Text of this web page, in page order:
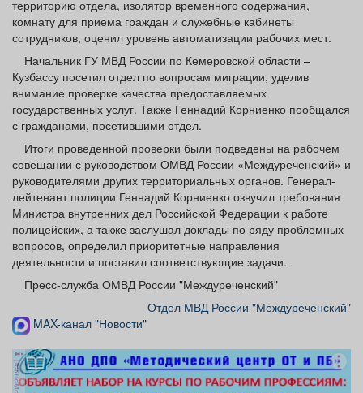
территорию отдела, изолятор временного содержания,
комнату для приема граждан и служебные кабинеты
сотрудников, оценил уровень автоматизации рабочих мест.
Начальник ГУ МВД России по Кемеровской области –
Кузбассу посетил отдел по вопросам миграции, уделив
внимание проверке качества предоставляемых
государственных услуг. Также Геннадий Корниенко пообщался
с гражданами, посетившими отдел.
Итоги проведенной проверки были подведены на рабочем
совещании с руководством ОМВД России «Междуреченский» и
руководителями других территориальных органов. Генерал-
лейтенант полиции Геннадий Корниенко озвучил требования
Министра внутренних дел Российской Федерации к работе
полицейских, а также заслушал доклады по ряду проблемных
вопросов, определил приоритетные направления
деятельности и поставил соответствующие задачи.
Пресс-служба ОМВД России "Междуреченский"
Отдел МВД России "Междуреченский"
MAX-канал "Новости"
реклама